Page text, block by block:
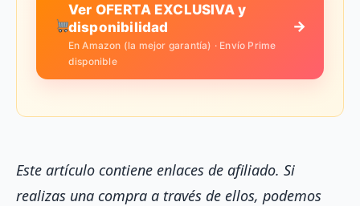
Ver OFERTA EXCLUSIVA y
disponibilidad
En Amazon (la mejor garantía) · Envío Prime
disponible
→
Este artículo contiene enlaces de afiliado. Si
realizas una compra a través de ellos, podemos